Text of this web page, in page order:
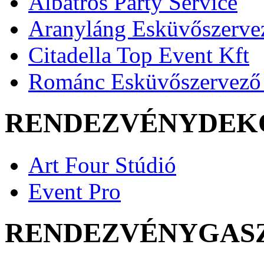
Aranyláng
Citadella Top Event Kft
Románc
Art Four Stúdió
Event Pro